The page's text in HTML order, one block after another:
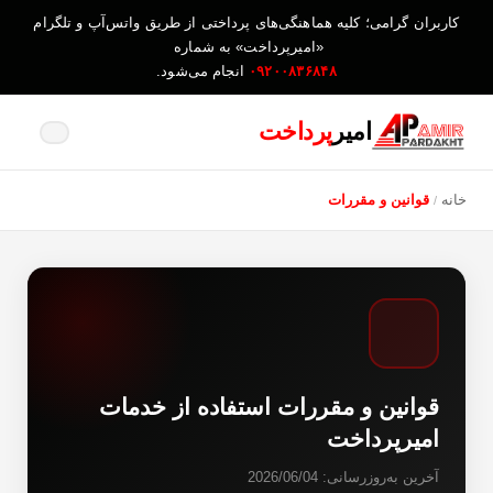
کاربران گرامی؛ کلیه هماهنگی‌های پرداختی از طریق واتس‌آپ و تلگرام
«امیرپرداخت» به شماره
۰۹۲۰۰۸۳۶۸۴۸ انجام می‌شود.
امیر پرداخت
خانه / قوانین و مقررات
قوانین و مقررات استفاده از خدمات
امیرپرداخت
آخرین به‌روزرسانی: 2026/06/04